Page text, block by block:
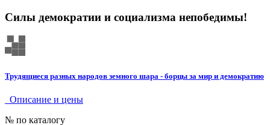
Силы демократии и социализма непобедимы!
Трудящиеся разных народов земного шара - борцы за мир и демократию
Описание и цены
№ по каталогу